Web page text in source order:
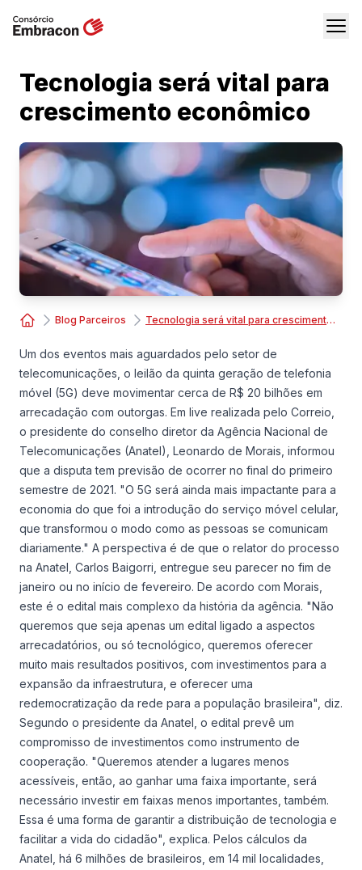
Tecnologia será vital para
crescimento econômico
Blog Parceiros Tecnologia será vital para crescimento econômico
Um dos eventos mais aguardados pelo setor de
telecomunicações, o leilão da quinta geração de telefonia
móvel (5G) deve movimentar cerca de R$ 20 bilhões em
arrecadação com outorgas. Em live realizada pelo Correio,
o presidente do conselho diretor da Agência Nacional de
Telecomunicações (Anatel), Leonardo de Morais, informou
que a disputa tem previsão de ocorrer no final do primeiro
semestre de 2021. "O 5G será ainda mais impactante para a
economia do que foi a introdução do serviço móvel celular,
que transformou o modo como as pessoas se comunicam
diariamente." A perspectiva é de que o relator do processo
na Anatel, Carlos Baigorri, entregue seu parecer no fim de
janeiro ou no início de fevereiro. De acordo com Morais,
este é o edital mais complexo da história da agência. "Não
queremos que seja apenas um edital ligado a aspectos
arrecadatórios, ou só tecnológico, queremos oferecer
muito mais resultados positivos, com investimentos para a
expansão da infraestrutura, e oferecer uma
redemocratização da rede para a população brasileira", diz.
Segundo o presidente da Anatel, o edital prevê um
compromisso de investimentos como instrumento de
cooperação. "Queremos atender a lugares menos
acessíveis, então, ao ganhar uma faixa importante, será
necessário investir em faixas menos importantes, também.
Essa é uma forma de garantir a distribuição de tecnologia e
facilitar a vida do cidadão", explica. Pelos cálculos da
Anatel, há 6 milhões de brasileiros, em 14 mil localidades,